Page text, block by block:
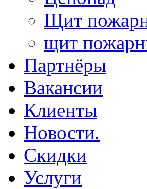
Щит
щит
Партнёры
Вакансии
Клиенты
Новости.
Скидки
Услуги